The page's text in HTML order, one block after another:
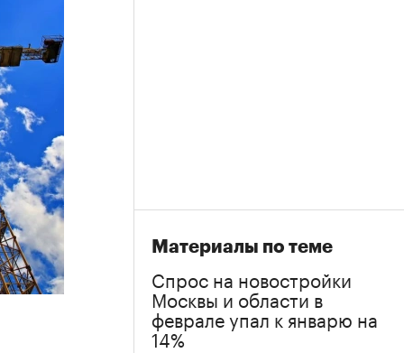
Материалы по теме
Спрос на новостройки
Москвы и области в
феврале упал к январю на
14%